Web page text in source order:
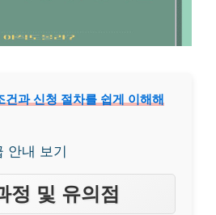
건과 신청 절차를 쉽게 이해해
안내 보기
정 및 유의점